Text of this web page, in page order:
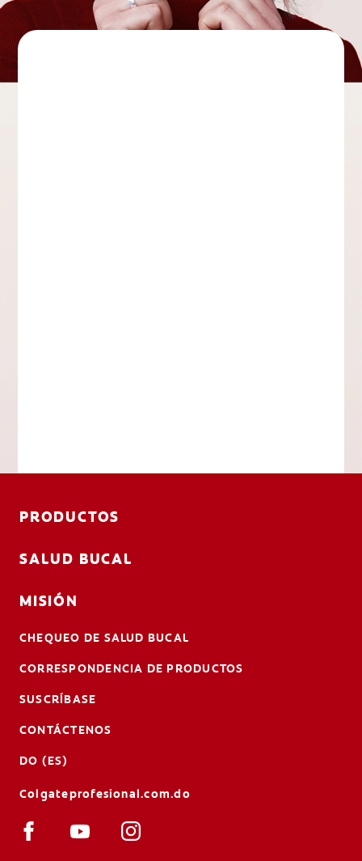
PRODUCTOS
SALUD BUCAL
MISIÓN
CHEQUEO DE SALUD BUCAL
CORRESPONDENCIA DE PRODUCTOS
SUSCRÍBASE
CONTÁCTENOS
DO (ES)
Colgateprofesional.com.do